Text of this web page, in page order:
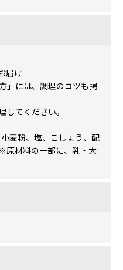
届け
」には、調理のコツも掲
してください。
麦粉、塩、こしょう、配
原材料の一部に、乳・大